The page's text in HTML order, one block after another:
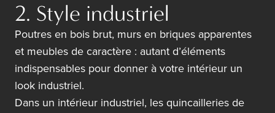
2. Style industriel
Poutres en bois brut, murs en briques apparentes
et meubles de caractère : autant d’éléments
indispensables pour donner à votre intérieur un
look industriel.
Dans un intérieur industriel, les quincailleries de